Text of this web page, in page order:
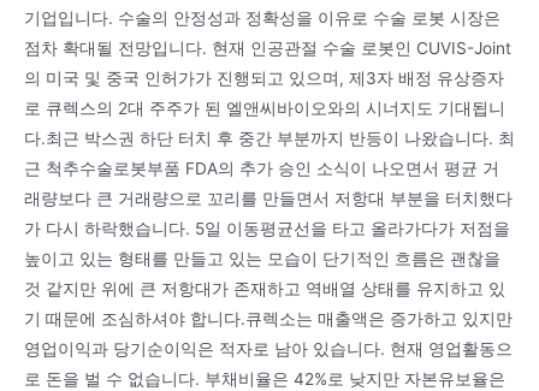
기업입니다. 수술의 안정성과 정확성을 이유로 수술 로봇 시장은
점차 확대될 전망입니다. 현재 인공관절 수술 로봇인 CUVIS-Joint
의 미국 및 중국 인허가가 진행되고 있으며, 제3자 배정 유상증자
로 큐렉스의 2대 주주가 된 엘앤씨바이오와의 시너지도 기대됩니
다.최근 박스권 하단 터치 후 중간 부분까지 반등이 나왔습니다. 최
근 척추수술로봇부품 FDA의 추가 승인 소식이 나오면서 평균 거
래량보다 큰 거래량으로 꼬리를 만들면서 저항대 부분을 터치했다
가 다시 하락했습니다. 5일 이동평균선을 타고 올라가다가 저점을
높이고 있는 형태를 만들고 있는 모습이 단기적인 흐름은 괜찮을
것 같지만 위에 큰 저항대가 존재하고 역배열 상태를 유지하고 있
기 때문에 조심하셔야 합니다.큐렉소는 매출액은 증가하고 있지만
영업이익과 당기순이익은 적자로 남아 있습니다. 현재 영업활동으
로 돈을 벌 수 없습니다. 부채비율은 42%로 낮지만 자본유보율은